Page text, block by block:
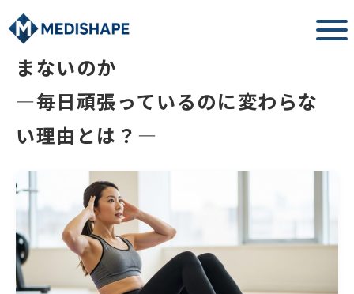
なぜ「腹筋を鍛えても」お腹はへこ
まないのか
―毎日頑張っているのに変わらな
い理由とは？―